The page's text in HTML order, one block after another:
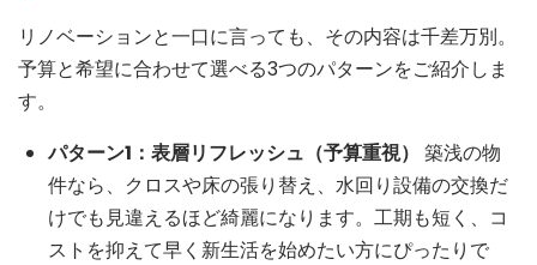
リノベーションと一口に言っても、その内容は千差万別。
予算と希望に合わせて選べる3つのパターンをご紹介しま
す。
パターン1：表層リフレッシュ（予算重視） 築浅の物
件なら、クロスや床の張り替え、水回り設備の交換だ
けでも見違えるほど綺麗になります。工期も短く、コ
ストを抑えて早く新生活を始めたい方にぴったりで